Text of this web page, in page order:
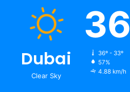
Dubai
Clear Sky
36
36º - 33º
57%
4.88 km/h